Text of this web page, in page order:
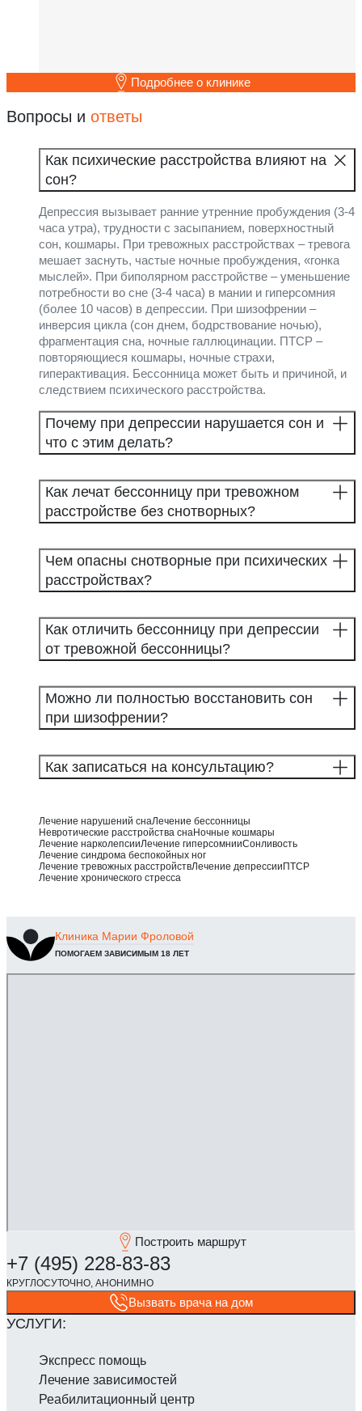
Подробнее о клинике
Вопросы и ответы
Как психические расстройства влияют на
сон?
Депрессия вызывает ранние утренние пробуждения (3-4
часа утра), трудности с засыпанием, поверхностный
сон, кошмары. При тревожных расстройствах – тревога
мешает заснуть, частые ночные пробуждения, «гонка
мыслей». При биполярном расстройстве – уменьшение
потребности во сне (3-4 часа) в мании и гиперсомния
(более 10 часов) в депрессии. При шизофрении –
инверсия цикла (сон днем, бодрствование ночью),
фрагментация сна, ночные галлюцинации. ПТСР –
повторяющиеся кошмары, ночные страхи,
гиперактивация. Бессонница может быть и причиной, и
следствием психического расстройства.
Почему при депрессии нарушается сон и
что с этим делать?
Как лечат бессонницу при тревожном
расстройстве без снотворных?
Чем опасны снотворные при психических
расстройствах?
Как отличить бессонницу при депрессии
от тревожной бессонницы?
Можно ли полностью восстановить сон
при шизофрении?
Как записаться на консультацию?
Лечение нарушений снаЛечение бессонницы
Невротические расстройства снаНочные кошмары
Лечение нарколепсииЛечение гиперсомнииСонливость
Лечение синдрома беспокойных ног
Лечение тревожных расстройствЛечение депрессии ПТСР
Лечение хронического стресса
Клиника Марии Фроловой
ПОМОГАЕМ ЗАВИСИМЫМ 18 ЛЕТ
Построить маршрут
Вызвать врача на дом
Экспресс помощь
Лечение зависимостей
Реабилитаци­онный центр